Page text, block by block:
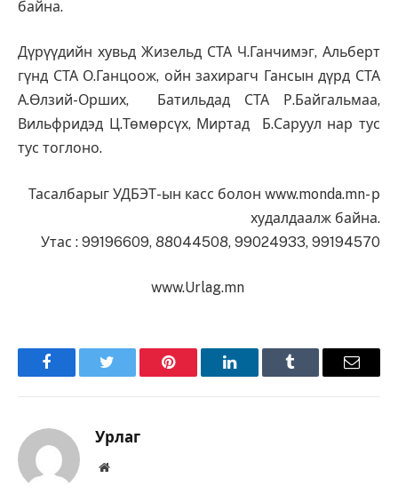
байна.
Дүрүүдийн хувьд Жизельд СТА Ч.Ганчимэг, Альберт
гүнд СТА О.Ганцоож, ойн захирагч Гансын дүрд СТА
А.Өлзий-Орших, Батильдад СТА Р.Байгальмаа,
Вильфридэд Ц.Төмөрсүх, Миртад Б.Саруул нар тус
тус тоглоно.
Тасалбарыг УДБЭТ-ын касс болон www.monda.mn- р
худалдаалж байна.
Утас : 99196609, 88044508, 99024933, 99194570
www.Urlag.mn
FacebookTwitter Pinterest LinkedInTumblr Имэйл
Урлаг
Вэбсайт